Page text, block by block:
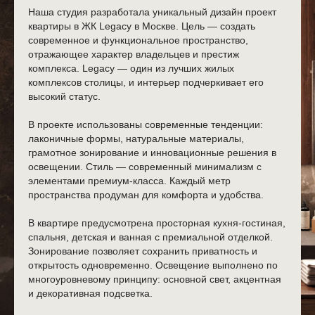
Наша студия разработала уникальный дизайн проект
квартиры в ЖК Legacy в Москве. Цель — создать
современное и функциональное пространство,
отражающее характер владельцев и престиж
комплекса. Legacy — один из лучших жилых
комплексов столицы, и интерьер подчеркивает его
высокий статус.
В проекте использованы современные тенденции:
лаконичные формы, натуральные материалы,
грамотное зонирование и инновационные решения в
освещении. Стиль — современный минимализм с
элементами премиум-класса. Каждый метр
пространства продуман для комфорта и удобства.
В квартире предусмотрена просторная кухня-гостиная,
спальня, детская и ванная с премиальной отделкой.
Зонирование позволяет сохранить приватность и
открытость одновременно. Освещение выполнено по
многоуровневому принципу: основной свет, акцентная
и декоративная подсветка.